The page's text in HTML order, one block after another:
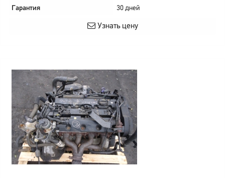
Гарантия
30 дней
Узнать цену